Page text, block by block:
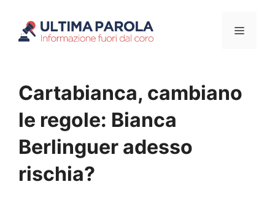
Menu
Cartabianca, cambiano
le regole: Bianca
Berlinguer adesso
rischia?